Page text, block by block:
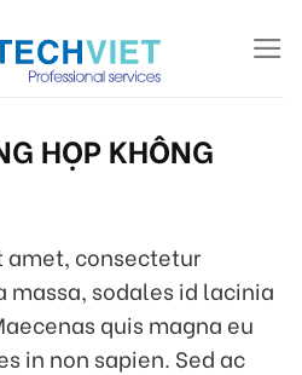
HỌP KHÔNG
amet, consectetur
massa, sodales id lacinia
quis magna eu
in non sapien. Sed ac